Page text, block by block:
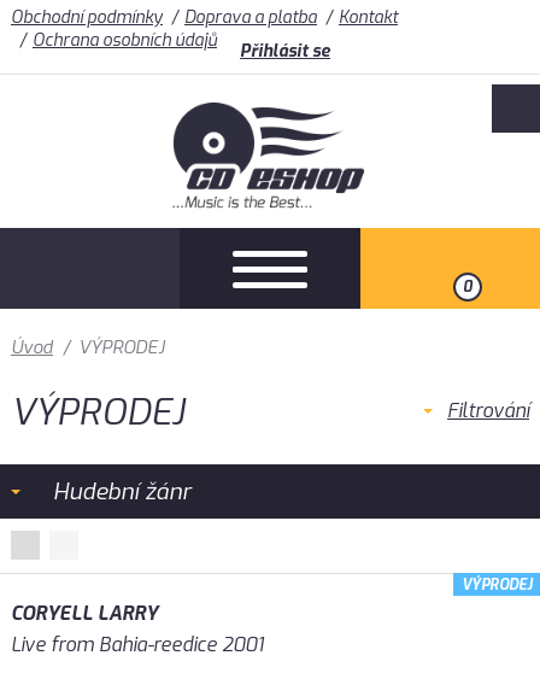
Obchodní podmínky Doprava a platba
Kontakt
Ochrana osobních údajů
Přihlásit se
0
Úvod / VÝPRODEJ
VÝPRODEJ Filtrování
Hudební žánr
CORYELL LARRY
Live from Bahia-reedice 2001
VÝPRODEJ